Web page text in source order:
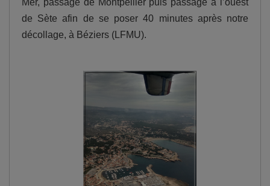
Mer, passage de Montpellier puis passage à l’ouest
de Sète afin de se poser 40 minutes après notre
décollage, à Béziers (LFMU).